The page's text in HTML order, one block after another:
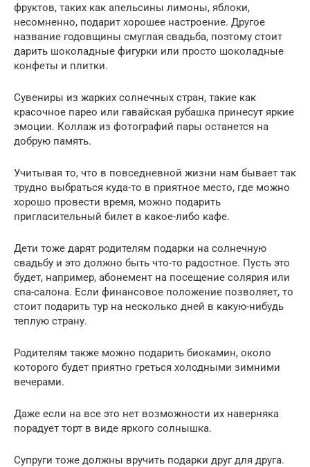
фруктов, таких как апельсины лимоны, яблоки,
несомненно, подарит хорошее настроение. Другое
название годовщины смуглая свадьба, поэтому стоит
дарить шоколадные фигурки или просто шоколадные
конфеты и плитки.
Сувениры из жарких солнечных стран, такие как
красочное парео или гавайская рубашка принесут яркие
эмоции. Коллаж из фотографий пары останется на
добрую память.
Учитывая то, что в повседневной жизни нам бывает так
трудно выбраться куда-то в приятное место, где можно
хорошо провести время, можно подарить
пригласительный билет в какое-либо кафе.
Дети тоже дарят родителям подарки на солнечную
свадьбу и это должно быть что-то радостное. Пусть это
будет, например, абонемент на посещение солярия или
спа-салона. Если финансовое положение позволяет, то
стоит подарить тур на несколько дней в какую-нибудь
теплую страну.
Родителям также можно подарить биокамин, около
которого будет приятно греться холодными зимними
вечерами.
Даже если на все это нет возможности их наверняка
порадует торт в виде яркого солнышка.
Супруги тоже должны вручить подарки друг для друга.